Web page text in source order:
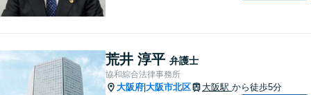
からのアドバイスもできるよ
う日々精進してまいります。
荒井 淳平 弁護士
協和綜合法律事務所
大阪府 大阪市北区 大阪駅 から徒歩5分